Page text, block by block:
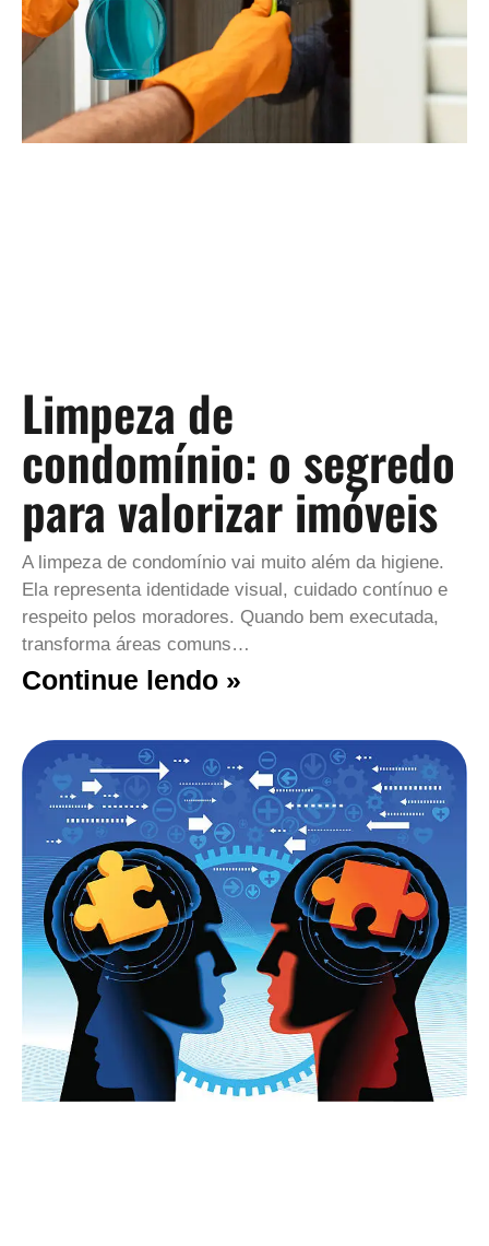
Limpeza de
condomínio: o segredo
para valorizar imóveis
A limpeza de condomínio vai muito além da higiene.
Ela representa identidade visual, cuidado contínuo e
respeito pelos moradores. Quando bem executada,
transforma áreas comuns…
Continue lendo »